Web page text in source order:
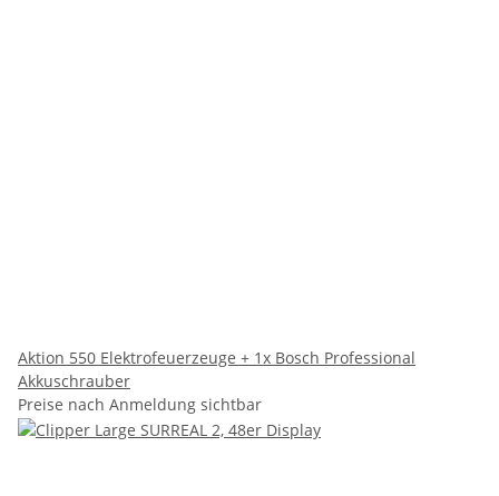
Aktion 550 Elektrofeuerzeuge + 1x Bosch Professional
Akkuschrauber
Preise nach Anmeldung sichtbar